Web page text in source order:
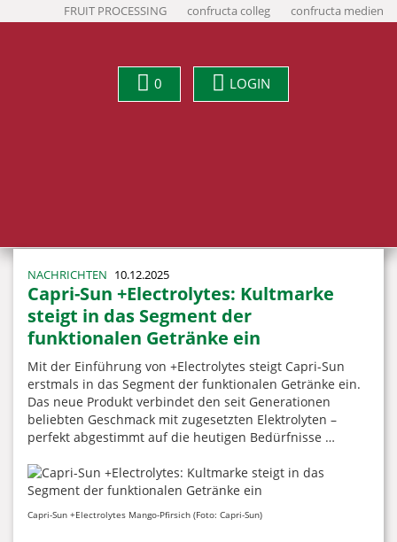
FRUIT PROCESSING confructa colleg confructa medien
0 LOGIN
NACHRICHTEN 10.12.2025
Capri-Sun +Electrolytes: Kultmarke
steigt in das Segment der
funktionalen Getränke ein
Mit der Einführung von +Electrolytes steigt Capri-Sun
erstmals in das Segment der funktionalen Getränke ein.
Das neue Produkt verbindet den seit Generationen
beliebten Geschmack mit zugesetzten Elektrolyten –
perfekt abgestimmt auf die heutigen Bedürfnisse …
Capri-Sun +Electrolytes Mango-Pfirsich (Foto: Capri-Sun)